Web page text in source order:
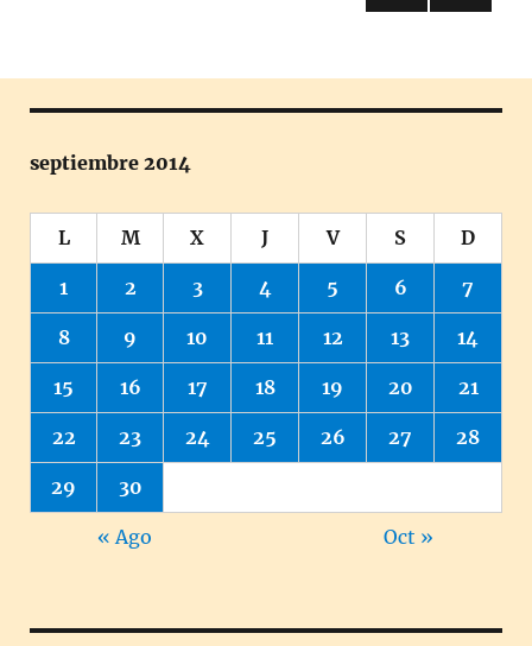
septiembre 2014
L M X J V S D
1 2 3 4 5 6 7
8 9 10 11 12 13 14
15 16 17 18 19 20 21
22 23 24 25 26 27 28
29 30
« Ago Oct »